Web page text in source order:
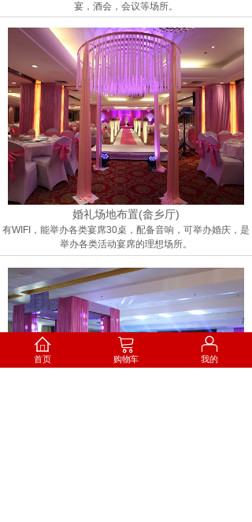
宴，酒会，会议等场所。
婚礼场地布置(畲乡厅)
有WIFI，能举办各类宴席30桌，配备音响，可举办婚庆，是
举办各类活动宴席的理想场所。
首页 购物车 我的